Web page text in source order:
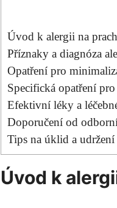
Úvod k alergii na
Příznaky a diagnóza
Opatření pro
Specifická ‍opatření
Efektivní ⁢léky a
Doporučení od
Tips ⁣na úklid a
Úvod k